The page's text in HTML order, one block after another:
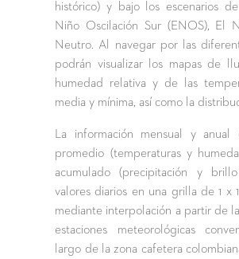
histórico) y bajo los escenarios
Niño Oscilación Sur (ENOS), El
Neutro. Al navegar por las
podrán visualizar los mapas de
humedad relativa y de las
media y mínima, así como la
La información mensual y anual
promedio (temperaturas y
acumulado (precipitación y
valores diarios en una grilla de 1 x
mediante interpolación a partir de
estaciones meteorológicas
largo de la zona cafetera